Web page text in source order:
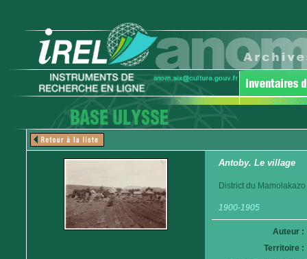
Antoby. Le village
District du Mamolakazo
1900-1905
Auteur :
Territoire :